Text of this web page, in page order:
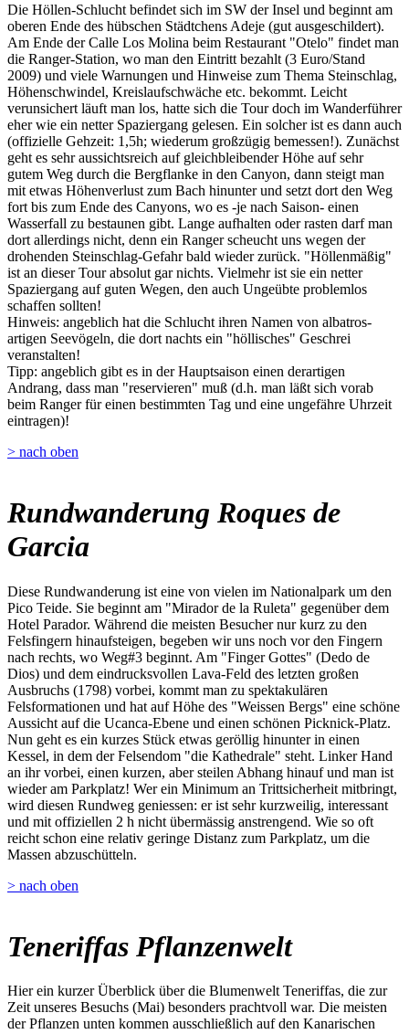
Die Höllen-Schlucht befindet sich im SW der Insel und beginnt am
oberen Ende des hübschen Städtchens Adeje (gut ausgeschildert).
Am Ende der Calle Los Molina beim Restaurant "Otelo" findet man
die Ranger-Station, wo man den Eintritt bezahlt (3 Euro/Stand
2009) und viele Warnungen und Hinweise zum Thema Steinschlag,
Höhenschwindel, Kreislaufschwäche etc. bekommt. Leicht
verunsichert läuft man los, hatte sich die Tour doch im Wanderführer
eher wie ein netter Spaziergang gelesen. Ein solcher ist es dann auch
(offizielle Gehzeit: 1,5h; wiederum großzügig bemessen!). Zunächst
geht es sehr aussichtsreich auf gleichbleibender Höhe auf sehr
gutem Weg durch die Bergflanke in den Canyon, dann steigt man
mit etwas Höhenverlust zum Bach hinunter und setzt dort den Weg
fort bis zum Ende des Canyons, wo es -je nach Saison- einen
Wasserfall zu bestaunen gibt. Lange aufhalten oder rasten darf man
dort allerdings nicht, denn ein Ranger scheucht uns wegen der
drohenden Steinschlag-Gefahr bald wieder zurück. "Höllenmäßig"
ist an dieser Tour absolut gar nichts. Vielmehr ist sie ein netter
Spaziergang auf guten Wegen, den auch Ungeübte problemlos
schaffen sollten!
Hinweis: angeblich hat die Schlucht ihren Namen von albatros-
artigen Seevögeln, die dort nachts ein "höllisches" Geschrei
veranstalten!
Tipp: angeblich gibt es in der Hauptsaison einen derartigen
Andrang, dass man "reservieren" muß (d.h. man läßt sich vorab
beim Ranger für einen bestimmten Tag und eine ungefähre Uhrzeit
eintragen)!
> nach oben
Rundwanderung Roques de
Garcia
Diese Rundwanderung ist eine von vielen im Nationalpark um den
Pico Teide. Sie beginnt am "Mirador de la Ruleta" gegenüber dem
Hotel Parador. Während die meisten Besucher nur kurz zu den
Felsfingern hinaufsteigen, begeben wir uns noch vor den Fingern
nach rechts, wo Weg#3 beginnt. Am "Finger Gottes" (Dedo de
Dios) und dem eindrucksvollen Lava-Feld des letzten großen
Ausbruchs (1798) vorbei, kommt man zu spektakulären
Felsformationen und hat auf Höhe des "Weissen Bergs" eine schöne
Aussicht auf die Ucanca-Ebene und einen schönen Picknick-Platz.
Nun geht es ein kurzes Stück etwas geröllig hinunter in einen
Kessel, in dem der Felsendom "die Kathedrale" steht. Linker Hand
an ihr vorbei, einen kurzen, aber steilen Abhang hinauf und man ist
wieder am Parkplatz! Wer ein Minimum an Trittsicherheit mitbringt,
wird diesen Rundweg geniessen: er ist sehr kurzweilig, interessant
und mit offiziellen 2 h nicht übermässig anstrengend. Wie so oft
reicht schon eine relativ geringe Distanz zum Parkplatz, um die
Massen abzuschütteln.
> nach oben
Teneriffas Pflanzenwelt
Hier ein kurzer Überblick über die Blumenwelt Teneriffas, die zur
Zeit unseres Besuchs (Mai) besonders prachtvoll war. Die meisten
der Pflanzen unten kommen ausschließlich auf den Kanarischen